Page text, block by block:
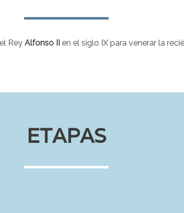
Rey Alfonso IIen el siglo IX para venerar la
ETAPAS